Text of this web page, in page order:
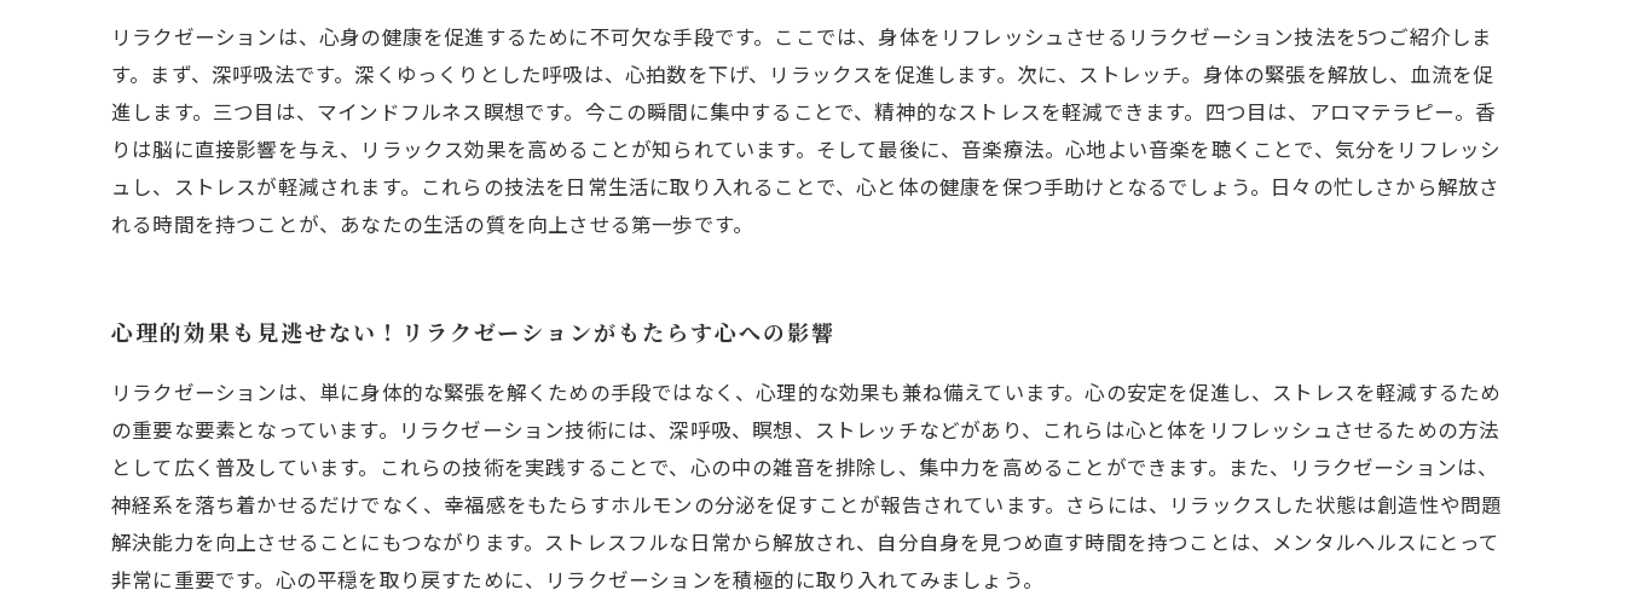
リラクゼーションは、心身の健康を促進するために不可欠な手段です。ここでは、身体をリフレッシュさせるリラクゼーション技法を5つご紹介しま
す。まず、深呼吸法です。深くゆっくりとした呼吸は、心拍数を下げ、リラックスを促進します。次に、ストレッチ。身体の緊張を解放し、血流を促
進します。三つ目は、マインドフルネス瞑想です。今この瞬間に集中することで、精神的なストレスを軽減できます。四つ目は、アロマテラピー。香
りは脳に直接影響を与え、リラックス効果を高めることが知られています。そして最後に、音楽療法。心地よい音楽を聴くことで、気分をリフレッシ
ュし、ストレスが軽減されます。これらの技法を日常生活に取り入れることで、心と体の健康を保つ手助けとなるでしょう。日々の忙しさから解放さ
れる時間を持つことが、あなたの生活の質を向上させる第一歩です。
心理的効果も見逃せない！リラクゼーションがもたらす心への影響
リラクゼーションは、単に身体的な緊張を解くための手段ではなく、心理的な効果も兼ね備えています。心の安定を促進し、ストレスを軽減するため
の重要な要素となっています。リラクゼーション技術には、深呼吸、瞑想、ストレッチなどがあり、これらは心と体をリフレッシュさせるための方法
として広く普及しています。これらの技術を実践することで、心の中の雑音を排除し、集中力を高めることができます。また、リラクゼーションは、
神経系を落ち着かせるだけでなく、幸福感をもたらすホルモンの分泌を促すことが報告されています。さらには、リラックスした状態は創造性や問題
解決能力を向上させることにもつながります。ストレスフルな日常から解放され、自分自身を見つめ直す時間を持つことは、メンタルヘルスにとって
非常に重要です。心の平穏を取り戻すために、リラクゼーションを積極的に取り入れてみましょう。